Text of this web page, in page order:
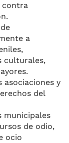
contra
a
culturales,
asociaciones y
del
municipales
de odio,
ocio